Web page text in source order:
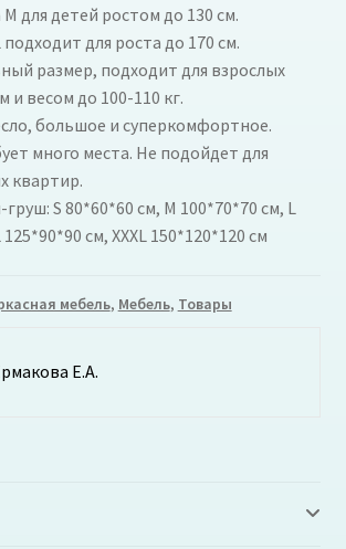
для детей ростом до 130 см.
подходит для роста до 170 см.
размер, подходит для взрослых
и весом до 100-110 кг.
большое и суперкомфортное.
много места. Не подойдет для
квартир.
S 80*60*60 см, M 100*70*70 см, L
см, XXXL 150*120*120 см
мебель, Мебель, Товары
Е.А.